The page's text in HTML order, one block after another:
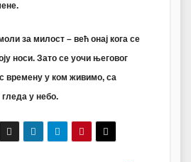
за милост – већ онај кога се
носи. Зато се уочи његовог
времену у ком живимо, са
у небо.